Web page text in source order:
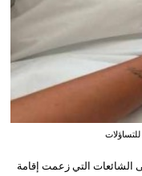
للتساؤلات
الشائعات التي زعمت إقامة